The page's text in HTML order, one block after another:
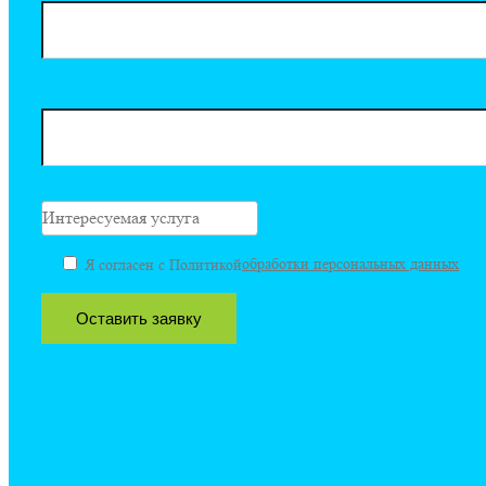
Интересуемая услуга
Я согласен с Политикойобработки персональных данных